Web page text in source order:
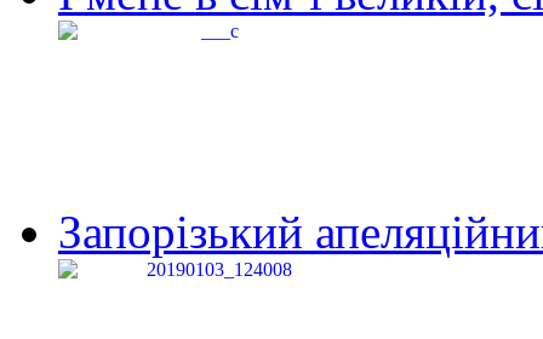
Запорізький